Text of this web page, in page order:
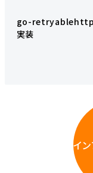
go-retryablehttpを
実装
イ